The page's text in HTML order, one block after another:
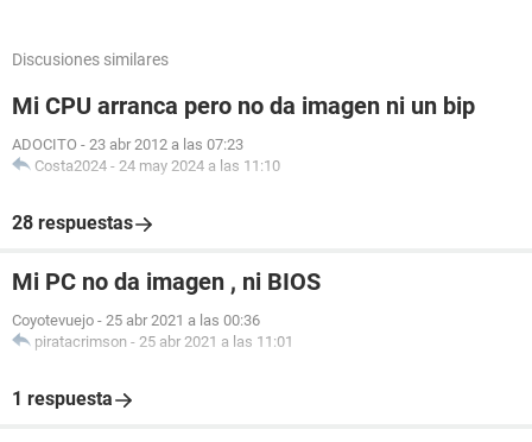
Discusiones similares
Mi CPU arranca pero no da imagen ni un bip
ADOCITO - 23 abr 2012 a las 07:23
Costa2024 - 24 may 2024 a las 11:10
28 respuestas
Mi PC no da imagen , ni BIOS
Coyotevuejo - 25 abr 2021 a las 00:36
piratacrimson - 25 abr 2021 a las 11:01
1 respuesta